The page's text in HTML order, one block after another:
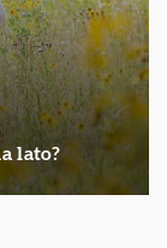
lato?